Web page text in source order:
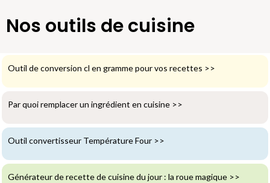
Nos outils de cuisine
Outil de conversion cl en gramme pour vos recettes >>
Par quoi remplacer un ingrédient en cuisine >>
Outil convertisseur Température Four >>
Générateur de recette de cuisine du jour : la roue magique >>